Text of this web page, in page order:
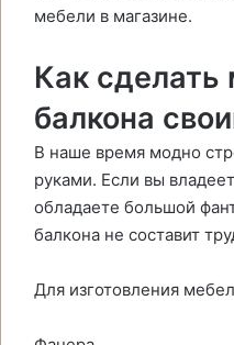
мебели в магазине.
Как сделать
балкона
В наше время модно
руками. Если вы
обладаете большой
балкона не составит
Для изготовления